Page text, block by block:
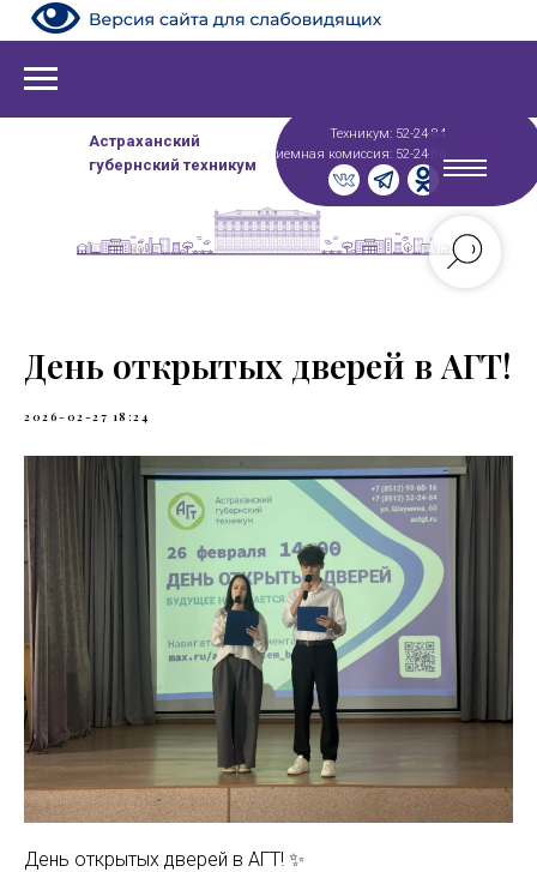
Астраханский
губернский техникум
Техникум: 52-24-84
Приемная комиссия: 52-24-86
День открытых дверей в АГТ!
2026-02-27 18:24
День открытых дверей в АГТ! ✨